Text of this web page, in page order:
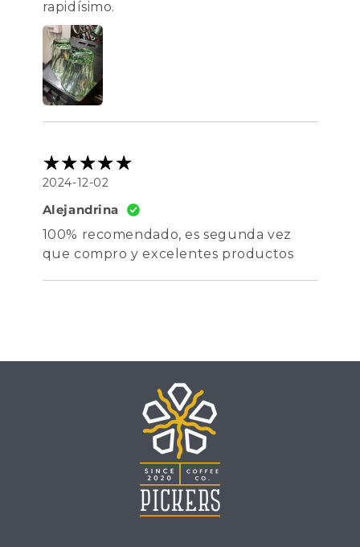
rapidísimo.
2024-12-02
Alejandrina
100% recomendado, es segunda vez
que compro y excelentes productos